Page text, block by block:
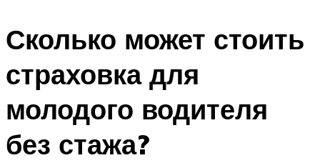
Сколько может стоить
страховка для
молодого водителя
без стажа?